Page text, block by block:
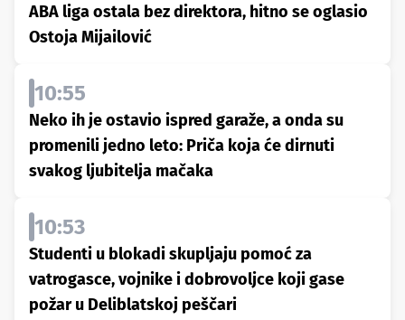
ABA liga ostala bez direktora, hitno se oglasio
Ostoja Mijailović
10:55
Neko ih je ostavio ispred garaže, a onda su
promenili jedno leto: Priča koja će dirnuti
svakog ljubitelja mačaka
10:53
Studenti u blokadi skupljaju pomoć za
vatrogasce, vojnike i dobrovoljce koji gase
požar u Deliblatskoj peščari